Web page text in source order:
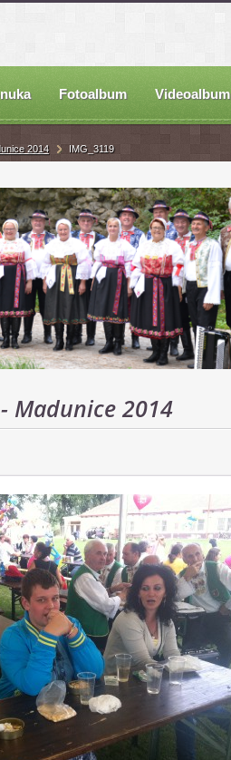
Fotoalbum Videoalbum
2014 IMG_3119
Madunice 2014